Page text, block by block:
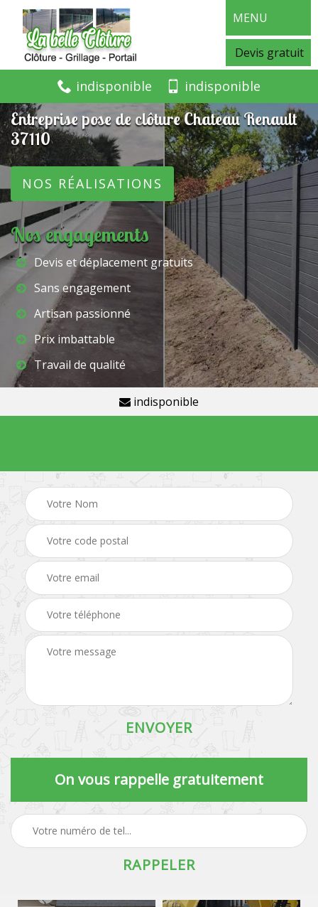
MENU
Devis gratuit
indisponible indisponible
Entreprise pose de clôture Chateau Renault
37110
NOS RÉALISATIONS
Nos engagements
Devis et déplacement gratuits
Sans engagement
Artisan passionné
Prix imbattable
Travail de qualité
indisponible
On vous rappelle gratuitement